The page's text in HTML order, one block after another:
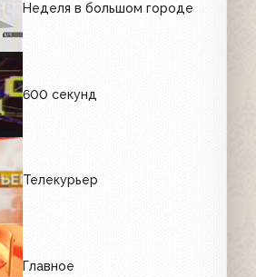
Неделя в большом городе
600 секунд
Телекурьер
Главное